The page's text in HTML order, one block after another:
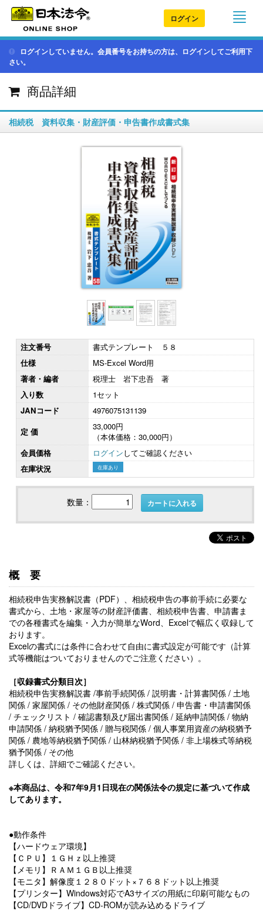
ログイン
ログインしていません。会員番号をお持ちの方は、ログインしてご利用下
さい。
商品詳細
相続税 資料収集・財産評価・申告書作成書式集
注文番号
書式テンプレート ５８
仕様
MS-Excel Word用
著者・編者
税理士 岩下忠吾 著
入り数
1セット
JANコード
4976075131139
定 価
33,000円
（本体価格：30,000円）
会員価格
ログインしてご確認ください
在庫状況
在庫あり
数量： カートに入れる
概要
相続税申告実務解説書（PDF）、相続税申告の事前手続に必要な
書式から、土地・家屋等の財産評価書、相続税申告書、申請書ま
での各種書式を編集・入力が簡単なWord、Excelで幅広く収録して
おります。
Excelの書式には条件に合わせて自由に書式設定が可能です（計算
式等機能はついておりませんのでご注意ください）。
［収録書式分類目次］
相続税申告実務解説書 /事前手続関係 / 説明書・計算書関係 / 土地
関係 / 家屋関係 / その他財産関係 / 株式関係 / 申告書・申請書関係
/ チェックリスト / 確認書類及び届出書関係 / 延納申請関係 / 物納
申請関係 / 納税猶予関係 / 贈与税関係 / 個人事業用資産の納税猶予
関係 / 農地等納税猶予関係 / 山林納税猶予関係 / 非上場株式等納税
猶予関係 / その他
詳しくは、詳細でご確認ください。
※本商品は、令和7年9月1日現在の関係法令の規定に基づいて作成
してあります。
●動作条件
【ハードウェア環境】
【ＣＰＵ】１ＧＨｚ以上推奨
【メモリ】ＲＡＭ１ＧＢ以上推奨
【モニタ】解像度１２８０ドット×７６８ドット以上推奨
【プリンター】Windows対応でA3サイズの用紙に印刷可能なもの
【CD/DVDドライブ】CD‐ROMが読み込めるドライブ